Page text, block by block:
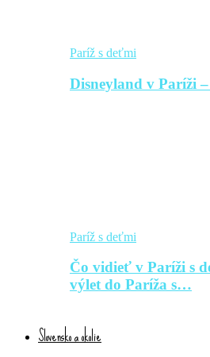
Paríž s deťmi
Disneyland v Paríži
Paríž s deťmi
Čo vidieť v Paríži s
výlet do Paríža s…
Slovensko a okolie